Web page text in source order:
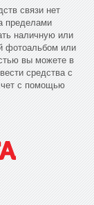
связи нет
пределами
наличную или
фотоальбом или
вы можете в
средства с
с помощью